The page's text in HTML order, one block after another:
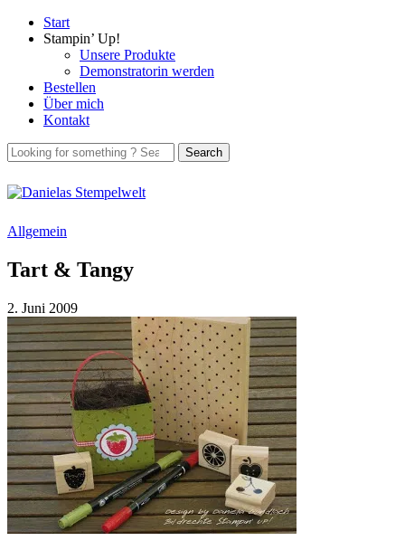
Start
Stampin’ Up!
Unsere Produkte
Demonstratorin werden
Bestellen
Über mich
Kontakt
Allgemein
Tart & Tangy
2. Juni 2009